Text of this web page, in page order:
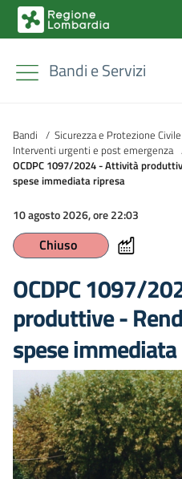
Bandi e Servizi
Bandi / Sicurezza e Protezione Civile
Interventi urgenti e post emergenza
OCDPC 1097/2024 - Attività
spese immediata ripresa
10 agosto 2026, ore 22:03
Chiuso
OCDPC 1097/
produttive -
spese